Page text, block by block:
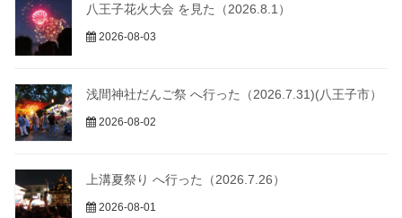
八王子花火大会 を見た（2026.8.1）
2026-08-03
浅間神社だんご祭 へ行った（2026.7.31)(八王子市）
2026-08-02
上溝夏祭り へ行った（2026.7.26）
2026-08-01